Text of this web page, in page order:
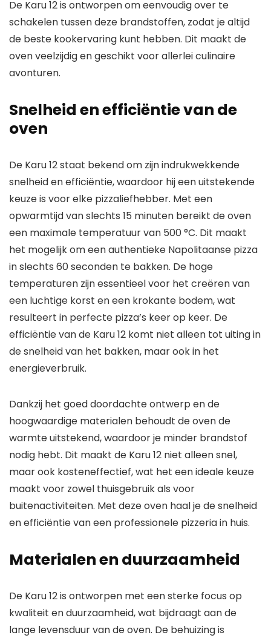
De Karu 12 is ontworpen om eenvoudig over te
schakelen tussen deze brandstoffen, zodat je altijd
de beste kookervaring kunt hebben. Dit maakt de
oven veelzijdig en geschikt voor allerlei culinaire
avonturen.
Snelheid en efficiëntie van de
oven
De Karu 12 staat bekend om zijn indrukwekkende
snelheid en efficiëntie, waardoor hij een uitstekende
keuze is voor elke pizzaliefhebber. Met een
opwarmtijd van slechts 15 minuten bereikt de oven
een maximale temperatuur van 500 °C. Dit maakt
het mogelijk om een authentieke Napolitaanse pizza
in slechts 60 seconden te bakken. De hoge
temperaturen zijn essentieel voor het creëren van
een luchtige korst en een krokante bodem, wat
resulteert in perfecte pizza’s keer op keer. De
efficiëntie van de Karu 12 komt niet alleen tot uiting in
de snelheid van het bakken, maar ook in het
energieverbruik.
Dankzij het goed doordachte ontwerp en de
hoogwaardige materialen behoudt de oven de
warmte uitstekend, waardoor je minder brandstof
nodig hebt. Dit maakt de Karu 12 niet alleen snel,
maar ook kosteneffectief, wat het een ideale keuze
maakt voor zowel thuisgebruik als voor
buitenactiviteiten. Met deze oven haal je de snelheid
en efficiëntie van een professionele pizzeria in huis.
Materialen en duurzaamheid
De Karu 12 is ontworpen met een sterke focus op
kwaliteit en duurzaamheid, wat bijdraagt aan de
lange levensduur van de oven. De behuizing is